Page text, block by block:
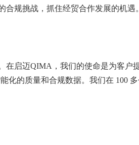
规挑战，抓住经贸合作发展的机遇。
启迈QIMA，我们的使命是为客户
化的质量和合规数据。我们在 100